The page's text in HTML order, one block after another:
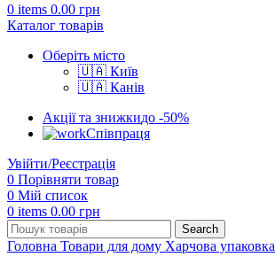
0 items 0.00 грн
Каталог товарів
Оберіть місто
🇺🇦 Київ
🇺🇦 Канів
Акції та знижкидо -50%
Співпраця
Увійти/Реєстрація
0 Порівняти товар
0 Мій список
0 items 0.00 грн
Search
Головна Товари для дому Харчова упаковка